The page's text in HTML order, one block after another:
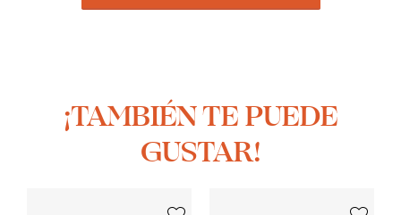
¡TAMBIÉN TE PUEDE
GUSTAR!